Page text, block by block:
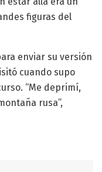
figuras del
enviar su versión
cuando supo
“Me deprimí,
rusa”,